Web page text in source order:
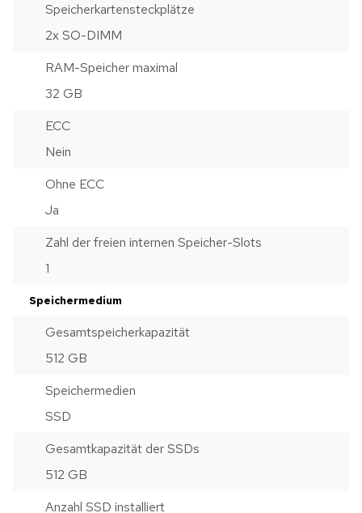
Speicherkartensteckplätze
2x SO-DIMM
RAM-Speicher maximal
32 GB
ECC
Nein
Ohne ECC
Ja
Zahl der freien internen Speicher-Slots
1
Speichermedium
Gesamtspeicherkapazität
512 GB
Speichermedien
SSD
Gesamtkapazität der SSDs
512 GB
Anzahl SSD installiert